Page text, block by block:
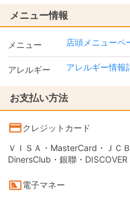
メニュー情報
メニュー 店頭メニューペ
アレルギー アレルギー情報
お支払い方法
クレジットカード
ＶＩＳＡ・MasterCard・ＪＣ
DinersClub・銀聯・DISCOVER
電子マネー